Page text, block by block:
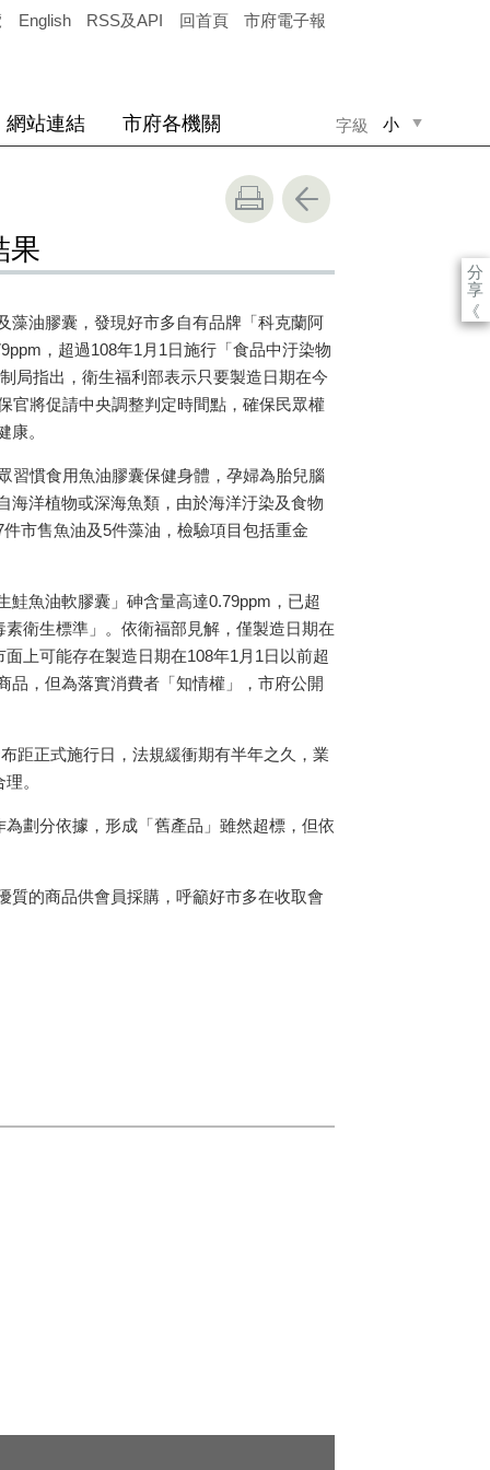
English RSS及API 回首頁 市府電子報
字級 小
網站連結 市府各機關
分
享
《
果
藻油膠囊，發現好市多自有品牌「科克蘭阿
，超過108年1月 1日施行「食品中汙染物
局指出，衛生福利部表示只要製造日期在今
官將促請中央調整判定時間點，確保民眾權
康。
習慣食用魚油膠囊保健身體，孕婦為胎兒腦
海洋植物或深海魚類，由於海洋汙染及食物
件市售魚油及5件藻油，檢驗項目包括重金
鮭魚油軟膠囊」砷含量高達0.79ppm ，已超
衛生標準」。依衛福部見解，僅製造日期在
上可能存在製造日期在108年1月 1日以前超
品，但為落實消費者「知情權」，市府公開
距正式施行日，法規緩衝期有半年之久，業
。
劃分依據，形成「舊產品」雖然超標，但依
質的商品供會員採購，呼籲好市多在收取會